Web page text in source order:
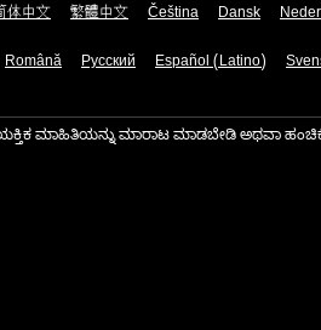
体中文 繁體中文 Čeština Dansk
Română Русский Español (Latino)
ಮಾಹಿತಿಯನ್ನು ಮಾರಾಟ ಮಾಡಬೇಡಿ ಅಥವಾ